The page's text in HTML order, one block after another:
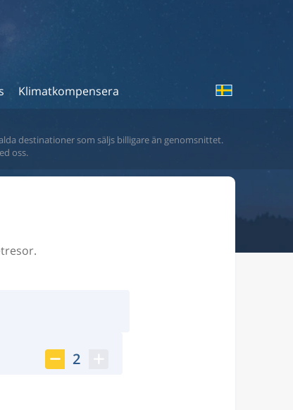
Klimatkompensera
destinationer som säljs billigare än genomsnittet.
oss.
2